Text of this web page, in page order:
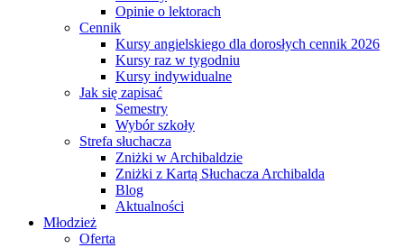
Opinie o lektorach
Cennik
Kursy angielskiego dla dorosłych cennik 2026
Kursy raz w tygodniu
Kursy indywidualne
Jak się zapisać
Semestry
Wybór szkoły
Strefa słuchacza
Zniżki w Archibaldzie
Zniżki z Kartą Słuchacza Archibalda
Blog
Aktualności
Młodzież
Oferta